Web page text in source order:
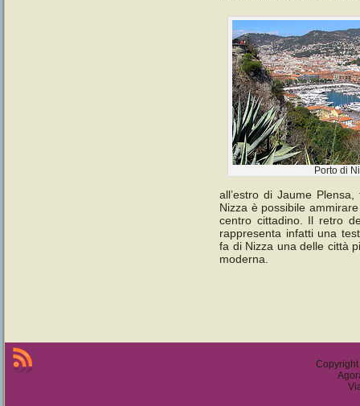
Porto di
all’estro di Jaume
Nizza è possibile
centro cittadino. Il retro
rappresenta infatti una
fa di Nizza una delle città
moderna.